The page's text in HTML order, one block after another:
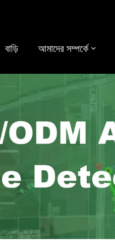
বাড়ি আমাদের সম্পর্কে